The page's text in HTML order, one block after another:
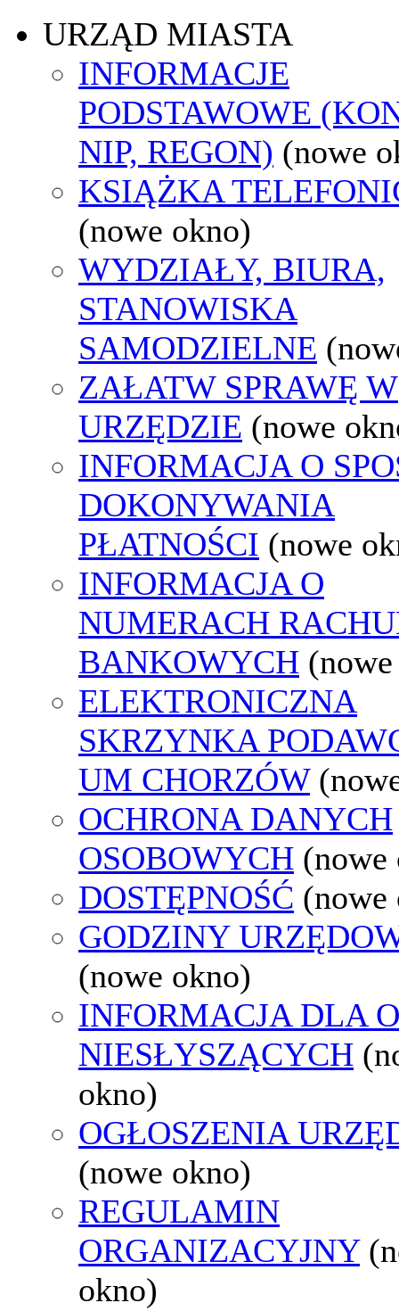
URZĄD MIASTA
INFORMACJE
PODSTAWOWE
NIP, REGON) (nowe
KSIĄŻKA
(nowe okno)
WYDZIAŁY, BIURA,
STANOWISKA
SAMODZIELNE
ZAŁATW SPRAWĘ W
URZĘDZIE (nowe
INFORMACJA O
DOKONYWANIA
PŁATNOŚCI (nowe
INFORMACJA O
NUMERACH
BANKOWYCH
ELEKTRONICZNA
SKRZYNKA
UM CHORZÓW
OCHRONA DANYCH
OSOBOWYCH (nowe
DOSTĘPNOŚĆ (nowe
GODZINY
(nowe okno)
INFORMACJA DLA
NIESŁYSZĄCYCH
okno)
OGŁOSZENIA
(nowe okno)
REGULAMIN
ORGANIZACYJNY
okno)